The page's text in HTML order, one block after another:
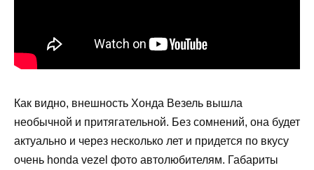
Как видно, внешность Хонда Везель вышла
необычной и притягательной. Без сомнений, она будет
актуально и через несколько лет и придется по вкусу
очень honda vezel фото автолюбителям. Габариты